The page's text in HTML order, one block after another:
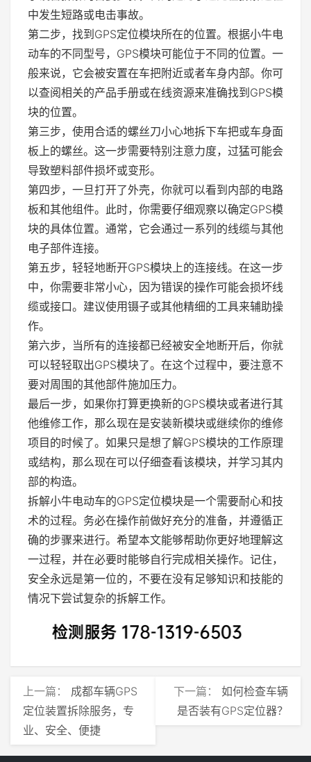
中发生短路或电击事故。
第二步，找到GPS定位模块所在的位置。根据小牛电
动车的不同型号，GPS模块可能位于不同的位置。一
般来说，它会被安置在车把附近或者车身内部。你可
以查阅相关的产品手册或在线资源来准确找到GPS模
块的位置。
第三步，使用合适的螺丝刀小心地拆下车把或车身面
板上的螺丝。这一步需要特别注意力度，过猛可能会
导致塑料部件损坏或变形。
第四步，一旦打开了外壳，你就可以看到内部的电路
板和其他组件。此时，你需要仔细观察以确定GPS模
块的具体位置。通常，它会通过一系列的线缆与其他
电子部件连接。
第五步，轻轻地断开GPS模块上的连接线。在这一步
中，你需要非常小心，因为错误的操作可能会损坏线
缆或接口。建议使用镊子或其他精细的工具来辅助操
作。
第六步，当所有的连接都已经被安全地断开后，你就
可以轻轻取出GPS模块了。在这个过程中，要注意不
要对周围的其他部件施加压力。
最后一步，如果你打算更换新的GPS模块或者进行其
他维修工作，那么现在是安装新模块或继续你的维修
项目的时候了。如果只是想了解GPS模块的工作原理
或结构，那么现在可以仔细查看该模块，并学习其内
部的构造。
拆解小牛电动车的GPS定位模块是一个需要耐心和技
术的过程。务必在操作前做好充分的准备，并遵循正
确的步骤来进行。希望本文能够帮助你更好地理解这
一过程，并在必要时能够自行完成相关操作。记住，
安全永远是第一位的，不要在没有足够知识和技能的
情况下尝试复杂的拆解工作。
上一篇： 成都车辆GPS
定位装置拆除服务，专
业、安全、便捷
下一篇： 如何检查车辆
是否装有GPS定位器？